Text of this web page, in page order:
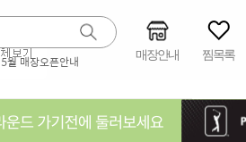
5월 매장오픈안내 매장안내 찜목록